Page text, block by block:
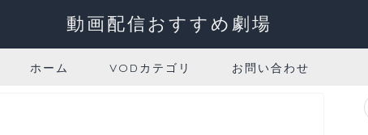
動画配信おすすめ劇場
ホーム VODカテゴリ お問い合わせ